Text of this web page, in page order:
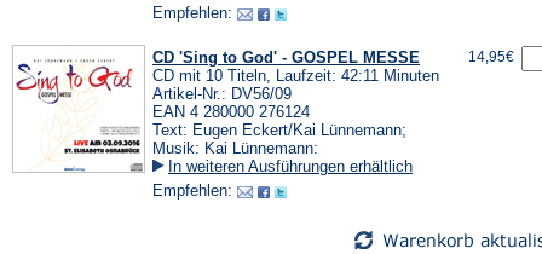
neuen
Empfehlen:
CD 'Sing to God' - GOSPEL MESSE
CD mit 10 Titeln, Laufzeit: 42:11 Minuten
Artikel-Nr.: DV56/09
EAN 4 280000 276124
Text: Eugen Eckert/Kai Lünnemann;
Musik: Kai Lünnemann:
In weiteren Ausführungen erhältlich
Empfehlen:
14,95€